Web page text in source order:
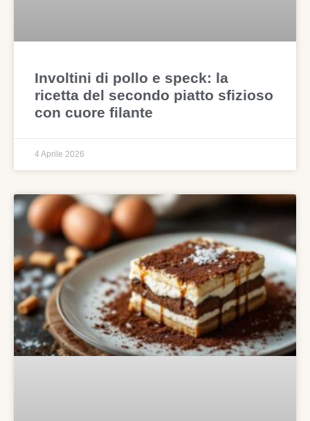
Involtini di pollo e speck: la
ricetta del secondo piatto sfizioso
con cuore filante
4 Aprile 2026